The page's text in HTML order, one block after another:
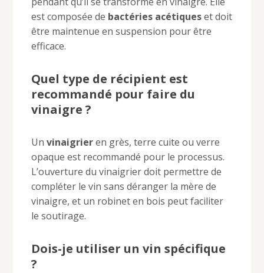
est composée de bactéries acétiqueset doit
être maintenue en suspension pour être
efficace.
Quel type de récipient est
recommandé pour faire du
vinaigre ?
Un vinaigrieren grès, terre cuite ou verre
opaque est recommandé pour le processus.
L’ouverture du vinaigrier doit permettre de
compléter le vin sans déranger la mère de
vinaigre, et un robinet en bois peut faciliter
le soutirage.
Dois-je utiliser un vin spécifique
?